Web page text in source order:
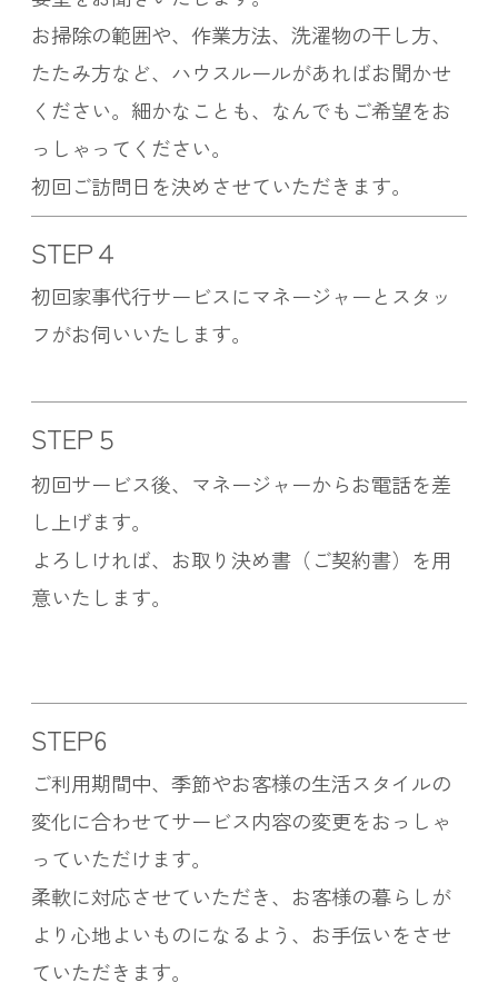
お掃除の範囲や、作業方法、洗濯物の干し方、
たたみ方など、ハウスルールがあればお聞かせ
ください。細かなことも、なんでもご希望をお
っしゃってください。
初回ご訪問日を決めさせていただきます。
STEP４
初回家事代行サービスにマネージャーとスタッ
フがお伺いいたします。
STEP５
初回サービス後、マネージャーからお電話を差
し上げます。
よろしければ、お取り決め書（ご契約書）を用
意いたします。
STEP6
ご利用期間中、季節やお客様の生活スタイルの
変化に合わせてサービス内容の変更をおっしゃ
っていただけます。
柔軟に対応させていただき、お客様の暮らしが
より心地よいものになるよう、お手伝いをさせ
ていただきます。